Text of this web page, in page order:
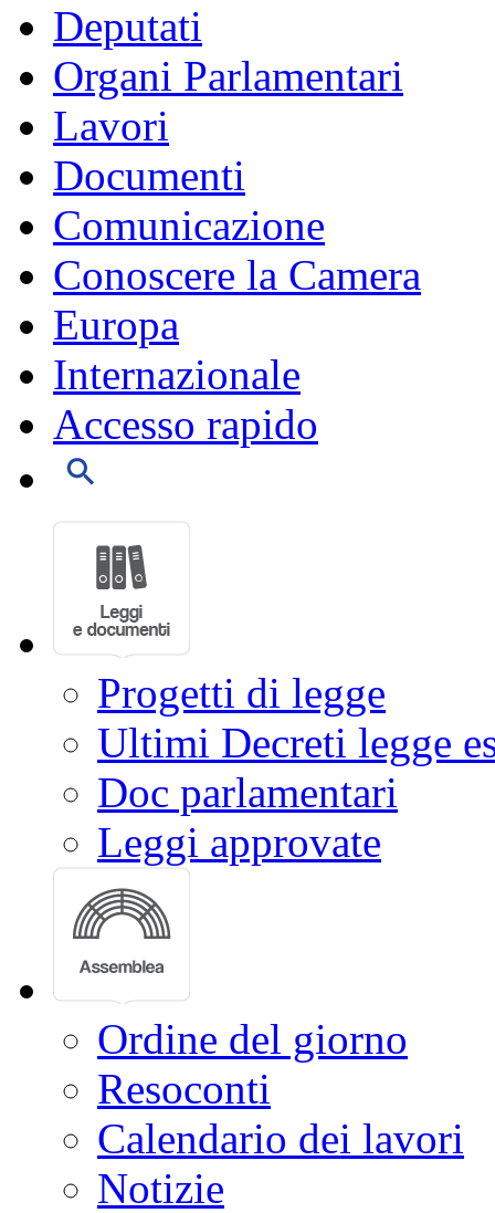
Deputati
Organi Parlamentari
Lavori
Documenti
Comunicazione
Conoscere la Camera
Europa
Internazionale
Accesso rapido
Progetti di legge
Ultimi Decreti legge
Doc parlamentari
Leggi approvate
Ordine del giorno
Resoconti
Calendario dei lavori
Notizie